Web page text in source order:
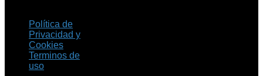
Política de
Privacidad y
Cookies
Terminos de
uso